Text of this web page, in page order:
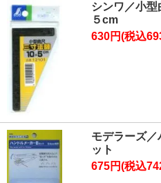
シンワ／小
５cm
630円(税込
モデラーズ
ット
675円(税込